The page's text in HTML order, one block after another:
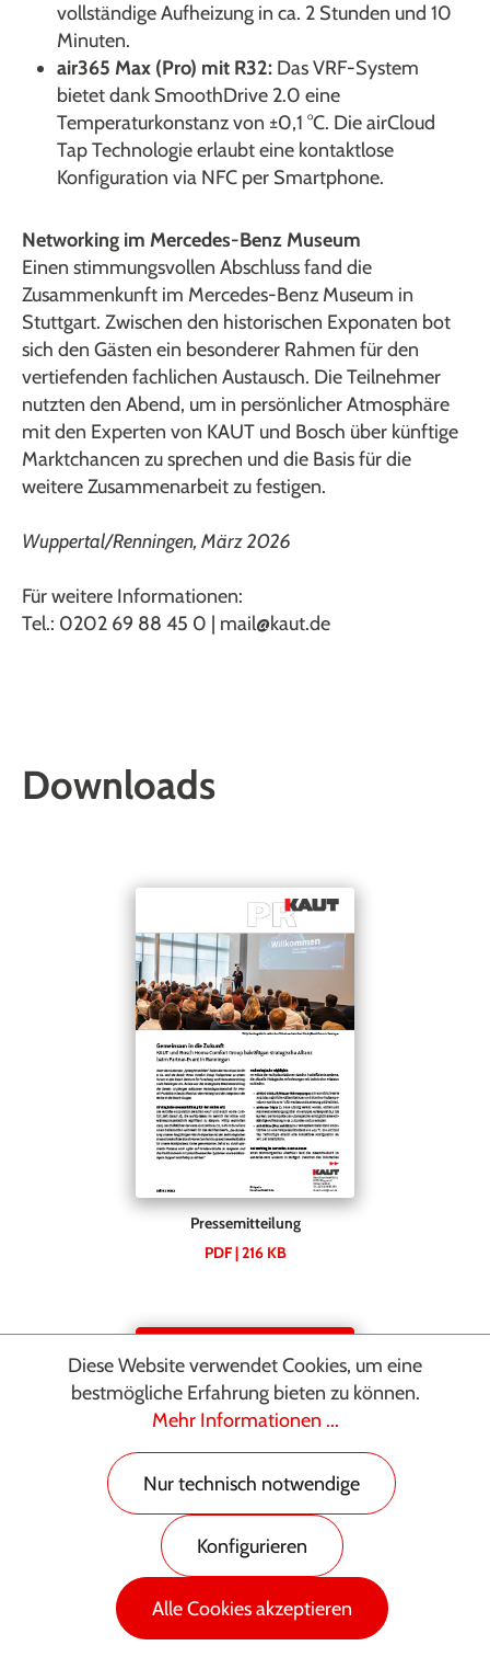
Downloads
Pressemitteilung
PDF | 216 KB
vollständige Aufheizung in ca. 2 Stunden und 10
Minuten.
air365 Max (Pro) mit R32: Das VRF-System
bietet dank SmoothDrive 2.0 eine
Temperaturkonstanz von ±0,1 °C. Die airCloud
Tap Technologie erlaubt eine kontaktlose
Konfiguration via NFC per Smartphone.
Networking im Mercedes-Benz Museum
Einen stimmungsvollen Abschluss fand die
Zusammenkunft im Mercedes-Benz Museum in
Stuttgart. Zwischen den historischen Exponaten bot
sich den Gästen ein besonderer Rahmen für den
vertiefenden fachlichen Austausch. Die Teilnehmer
nutzten den Abend, um in persönlicher Atmosphäre
mit den Experten von KAUT und Bosch über künftige
Marktchancen zu sprechen und die Basis für die
weitere Zusammenarbeit zu festigen.
Wuppertal/Renningen, März 2026
Für weitere Informationen:
Tel.: 0202 69 88 45 0 | mail@kaut.de
Diese Website verwendet Cookies, um eine
bestmögliche Erfahrung bieten zu können.
Mehr Informationen ...
Nur technisch notwendige
Konfigurieren
Alle Cookies akzeptieren